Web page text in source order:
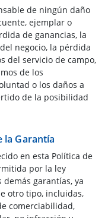
de ningún daño
ejemplar o
de ganancias, la
negocio, la pérdida
del servicio de campo,
de los
o los daños a
de la posibilidad
la Garantía
en esta Política de
por la ley
garantías, ya
otro tipo, incluidas,
comerciabilidad,